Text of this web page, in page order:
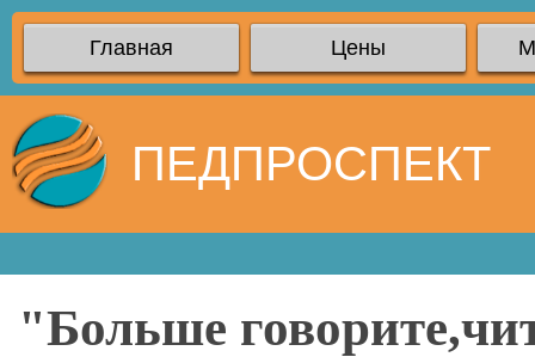
Главная Цены
ПЕДПРОСПЕКТ
"Больше